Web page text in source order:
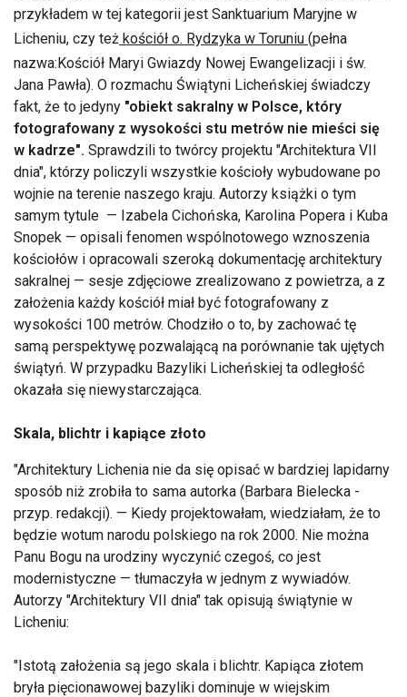
przykładem w tej kategorii jest Sanktuarium Maryjne w
Licheniu, czy też kościół o. Rydzyka w Toruniu (pełna
nazwa:Kościół Maryi Gwiazdy Nowej Ewangelizacji i św.
Jana Pawła). O rozmachu Świątyni Licheńskiej świadczy
fakt, że to jedyny "obiekt sakralny w Polsce, który
fotografowany z wysokości stu metrów nie mieści się
w kadrze". Sprawdzili to twórcy projektu "Architektura VII
dnia", którzy policzyli wszystkie kościoły wybudowane po
wojnie na terenie naszego kraju. Autorzy książki o tym
samym tytule — Izabela Cichońska, Karolina Popera i Kuba
Snopek — opisali fenomen wspólnotowego wznoszenia
kościołów i opracowali szeroką dokumentację architektury
sakralnej — sesje zdjęciowe zrealizowano z powietrza, a z
założenia każdy kościół miał być fotografowany z
wysokości 100 metrów. Chodziło o to, by zachować tę
samą perspektywę pozwalającą na porównanie tak ujętych
świątyń. W przypadku Bazyliki Licheńskiej ta odległość
okazała się niewystarczająca.
Skala, blichtr i kapiące złoto
"Architektury Lichenia nie da się opisać w bardziej lapidarny
sposób niż zrobiła to sama autorka (Barbara Bielecka -
przyp. redakcji). — Kiedy projektowałam, wiedziałam, że to
będzie wotum narodu polskiego na rok 2000. Nie można
Panu Bogu na urodziny wyczynić czegoś, co jest
modernistyczne — tłumaczyła w jednym z wywiadów.
Autorzy "Architektury VII dnia" tak opisują świątynie w
Licheniu:
"Istotą założenia są jego skala i blichtr. Kapiąca złotem
bryła pięcionawowej bazyliki dominuje w wiejskim